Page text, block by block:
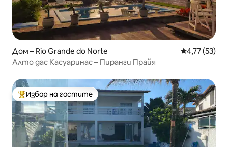
Дом – Rio Grande do Norte Средна
4,77 (53)
Алто дас Касуаринас – Пиранги Прайя
Най-популярен избор на гостите
Избор на гостите